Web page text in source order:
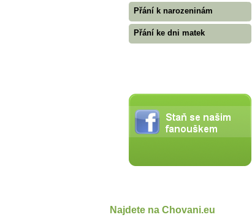
Přání k narozeninám
Přání ke dni matek
Najdete na Chovani.eu